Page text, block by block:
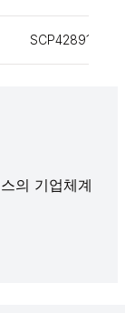
SCP428914
의 기업체계